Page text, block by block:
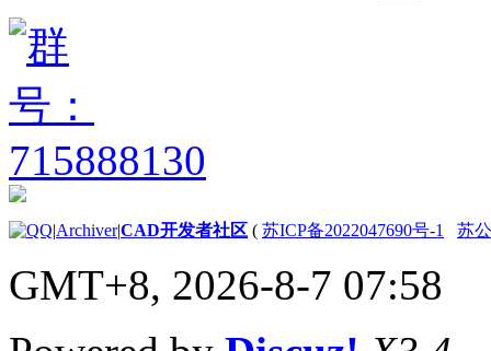
关于基本输出函数
（AutoLISP）
控制字符
（AutoLISP）
（AutoLISP）
（AutoLISP）
|Archiver|CAD开发者社区 ( 苏ICP备2022047690号-1 苏
GMT+8, 2026-8-7 07:58